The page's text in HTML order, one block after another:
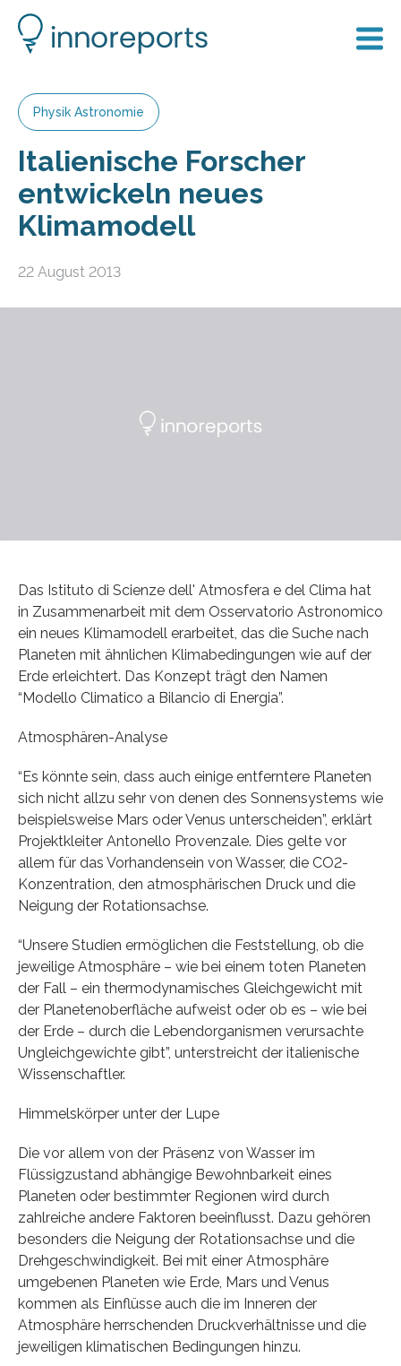
Physik Astronomie
Italienische Forscher
entwickeln neues
Klimamodell
22 August 2013
Das Istituto di Scienze dell' Atmosfera e del Clima hat
in Zusammenarbeit mit dem Osservatorio Astronomico
ein neues Klimamodell erarbeitet, das die Suche nach
Planeten mit ähnlichen Klimabedingungen wie auf der
Erde erleichtert. Das Konzept trägt den Namen
“Modello Climatico a Bilancio di Energia”.
Atmosphären-Analyse
“Es könnte sein, dass auch einige entferntere Planeten
sich nicht allzu sehr von denen des Sonnensystems wie
beispielsweise Mars oder Venus unterscheiden”, erklärt
Projektkleiter Antonello Provenzale. Dies gelte vor
allem für das Vorhandensein von Wasser, die CO2-
Konzentration, den atmosphärischen Druck und die
Neigung der Rotationsachse.
“Unsere Studien ermöglichen die Feststellung, ob die
jeweilige Atmosphäre – wie bei einem toten Planeten
der Fall – ein thermodynamisches Gleichgewicht mit
der Planetenoberfläche aufweist oder ob es – wie bei
der Erde – durch die Lebendorganismen verursachte
Ungleichgewichte gibt”, unterstreicht der italienische
Wissenschaftler.
Himmelskörper unter der Lupe
Die vor allem von der Präsenz von Wasser im
Flüssigzustand abhängige Bewohnbarkeit eines
Planeten oder bestimmter Regionen wird durch
zahlreiche andere Faktoren beeinflusst. Dazu gehören
besonders die Neigung der Rotationsachse und die
Drehgeschwindigkeit. Bei mit einer Atmosphäre
umgebenen Planeten wie Erde, Mars und Venus
kommen als Einflüsse auch die im Inneren der
Atmosphäre herrschenden Druckverhältnisse und die
jeweiligen klimatischen Bedingungen hinzu.